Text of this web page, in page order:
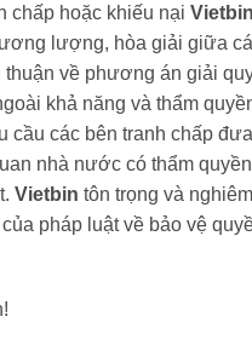
chấp hoặc khiếu nại Vietbin
lượng, hòa giải giữa
về phương án giải
khả năng và thẩm
cầu các bên tranh chấp
nhà nước có thẩm
Vietbin tôn trọng và
pháp luật về bảo vệ